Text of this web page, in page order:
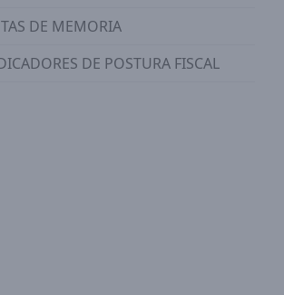
DE MEMORIA
DE POSTURA FISCAL